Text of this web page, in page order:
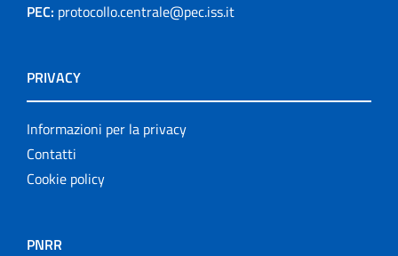
PEC: protocollo.centrale@pec.iss.it
PRIVACY
Informazioni per la privacy
Contatti
Cookie policy
PNRR